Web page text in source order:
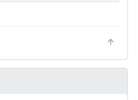
muy raro, lo normal son 14") y
suelen ser para kits transporter, al